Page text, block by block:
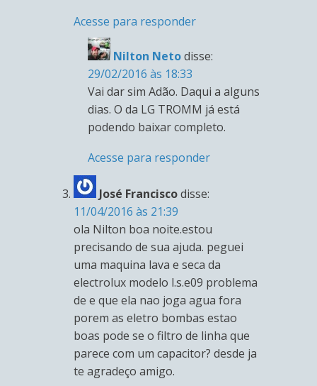
Acesse para responder
Nilton Netodisse:
29/02/2016 às 18:33
Vai dar sim Adão. Daqui a alguns
dias. O da LG TROMM já está
podendo baixar completo.
Acesse para responder
José Franciscodisse:
11/04/2016 às 21:39
ola Nilton boa noite.estou
precisando de sua ajuda. peguei
uma maquina lava e seca da
electrolux modelo l.s.e09 problema
de e que ela nao joga agua fora
porem as eletro bombas estao
boas pode se o filtro de linha que
parece com um capacitor? desde ja
te agradeço amigo.